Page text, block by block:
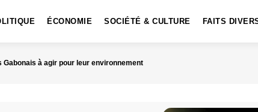
ÉCONOMIE SOCIÉTÉ & CULTURE FAITS
à agir pour leur environnement